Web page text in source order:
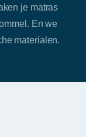
je matras
En we
materialen.